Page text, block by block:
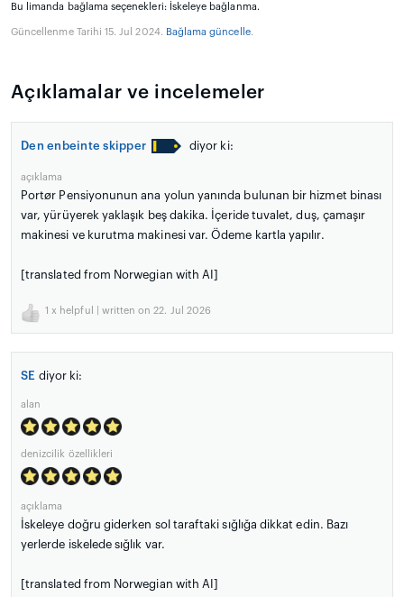
Bu limanda bağlama seçenekleri: İskeleye bağlanma.
Güncellenme Tarihi 15. Jul 2024. Bağlama güncelle.
Açıklamalar ve incelemeler
Den enbeinte skipper diyor ki:
açıklama
Portør Pensiyonunun ana yolun yanında bulunan bir hizmet binası
var, yürüyerek yaklaşık beş dakika. İçeride tuvalet, duş, çamaşır
makinesi ve kurutma makinesi var. Ödeme kartla yapılır.
[translated from Norwegian with AI]
1 x helpful | written on 22. Jul 2026
SE diyor ki:
alan
denizcilik özellikleri
açıklama
İskeleye doğru giderken sol taraftaki sığlığa dikkat edin. Bazı
yerlerde iskelede sığlık var.
[translated from Norwegian with AI]